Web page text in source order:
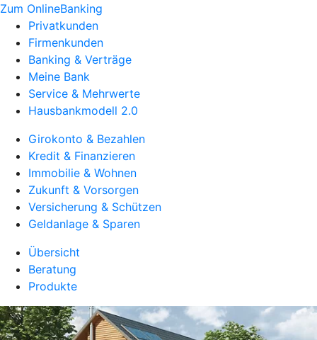
Zum OnlineBanking
Privatkunden
Firmenkunden
Banking & Verträge
Meine Bank
Service & Mehrwerte
Hausbankmodell 2.0
Girokonto & Bezahlen
Kredit & Finanzieren
Immobilie & Wohnen
Zukunft & Vorsorgen
Versicherung & Schützen
Geldanlage & Sparen
Übersicht
Beratung
Produkte